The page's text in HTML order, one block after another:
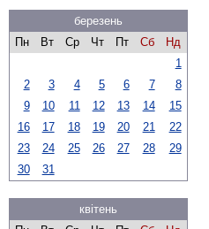
березень
Пн
Вт Ср Чт Пт Сб
Нд
1
2
3 4 5 6 7
8
9
10 11 12 13 14
15
16
17 18 19 20 21
22
23
24 25 26 27 28
29
30
31
квітень